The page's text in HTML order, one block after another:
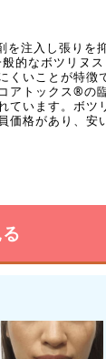
を注入し張りを
的なボツリヌ
くいことが特徴
アトックス®の
ています。ボツ
価格があり、安